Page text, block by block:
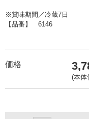
※賞味期間／冷蔵7日
【品番】 6146
価格
(本体